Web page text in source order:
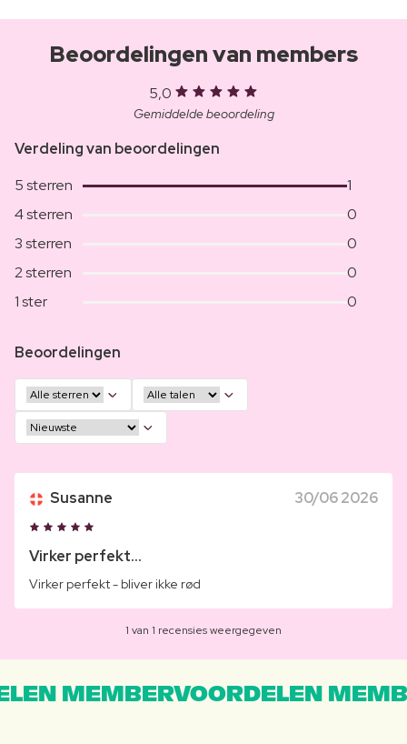
Beoordelingen van members
5,0
Gemiddelde beoordeling
Verdeling van beoordelingen
5 sterren
1
4 sterren
0
3 sterren
0
2 sterren
0
1 ster
0
Beoordelingen
Susanne 30/06 2026
Virker perfekt...
Virker perfekt - bliver ikke rød
1 van 1 recensies weergegeven
MEMBERVOORDELEN